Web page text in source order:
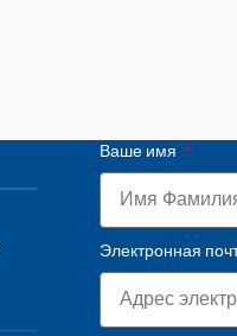
Ваше имя
Электронная